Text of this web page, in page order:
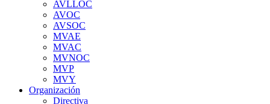
AVLLOC
AVOC
AVSOC
MVAE
MVAC
MVNOC
MVP
MVY
Organización
Directiva